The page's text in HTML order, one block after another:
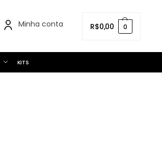
Minha conta R$0,00 0
KITS